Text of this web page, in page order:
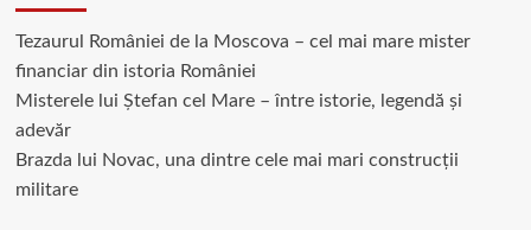
Tezaurul României de la Moscova – cel mai mare mister
financiar din istoria României
Misterele lui Ștefan cel Mare – între istorie, legendă și
adevăr
Brazda lui Novac, una dintre cele mai mari construcții
militare